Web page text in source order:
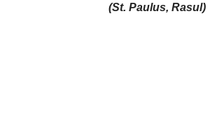
(St. Paulus, Rasul)